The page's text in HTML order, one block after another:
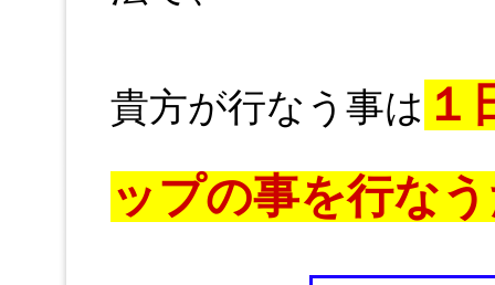
貴方が行なう事は １
ップの事を行な